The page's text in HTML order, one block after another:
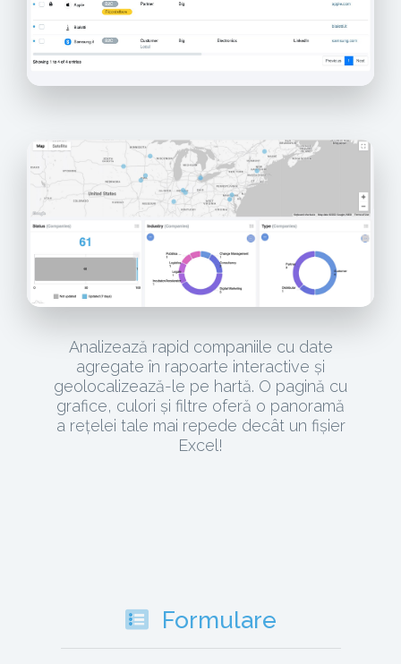
Analizează rapid companiile cu date
agregate în rapoarte interactive și
geolocalizează-le pe hartă. O pagină cu
grafice, culori și filtre oferă o panoramă
a rețelei tale mai repede decât un fișier
Excel!
Formulare